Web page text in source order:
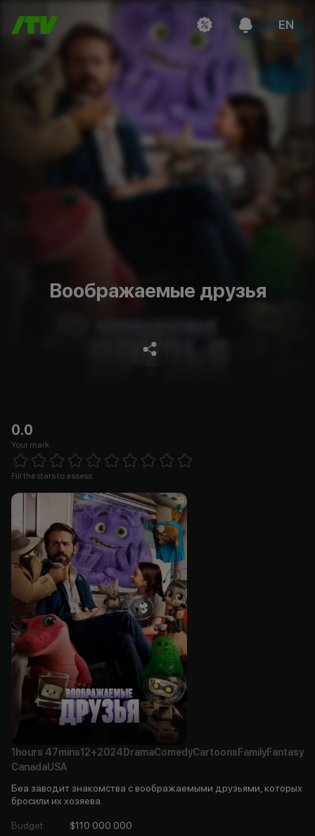
EN
Воображаемые друзья
0.0
Your mark
1 Star 2 Stars 3 Stars
Fill the stars to assess
1hours 47mins12+2024 DramaComedyCartoons FamilyFantasy
CanadaUSA
Беа заводит знакомства с воображаемыми друзьями, которых
бросили их хозяева.
Budget:
$110 000 000